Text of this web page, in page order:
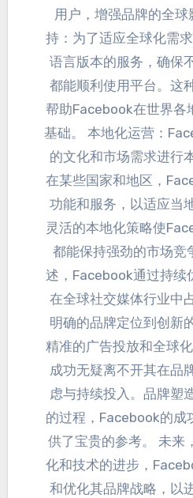
用户 ， 增强品牌的全球
持 ： 为了适应全球化需求
语言版本的服务 ， 确保
都能顺利使用平台。 这
帮助Facebook在世界各
基础。 本地化运营 ：
的文化和市场需求进行
在某些国家和地区 ，
功能和服务 ， 以适应当
灵活的本地化策略使
都能保持强劲的市场竞
述 ， Facebook通过持续
在全球社交媒体行业中
明确的品牌定位到创新
精准的广告投放和全球
成功无疑离不开其在品
虑与持续投入 。 品牌塑
的过程 ， Facebook的成
供了宝贵的参考。 未来，
化和技术的进步 ，
和优化其品牌战略 ， 以